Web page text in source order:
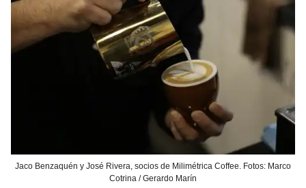
Jaco Benzaquén y José Rivera, socios de Milimétrica Coffee. Fotos: Marco
Cotrina / Gerardo Marín